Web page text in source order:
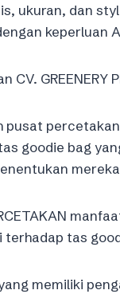
ukuran, dan
keperluan
GREENERY
pusat
goodie bag
tas
memiliki